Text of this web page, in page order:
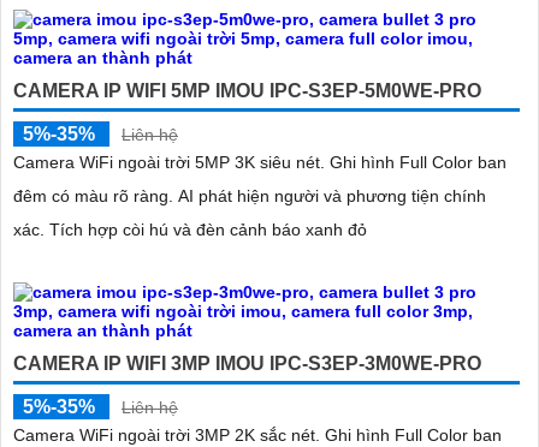
CAMERA IP WIFI 5MP IMOU IPC-S3EP-5M0WE-PRO
5%-35%
Liên hệ
Camera WiFi ngoài trời 5MP 3K siêu nét. Ghi hình Full Color ban
đêm có màu rõ ràng. AI phát hiện người và phương tiện chính
xác. Tích hợp còi hú và đèn cảnh báo xanh đỏ
CAMERA IP WIFI 3MP IMOU IPC-S3EP-3M0WE-PRO
5%-35%
Liên hệ
Camera WiFi ngoài trời 3MP 2K sắc nét. Ghi hình Full Color ban